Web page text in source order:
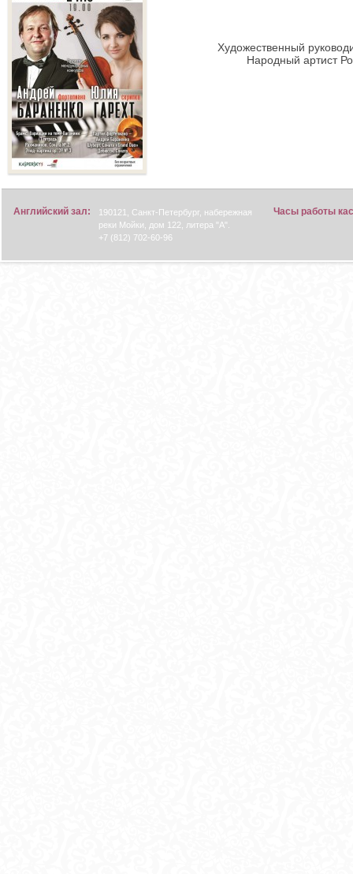
Художественный
Народный артист
Английский зал:
190121, Санкт-Петербург, набережная
реки Мойки, дом 122, литера "А".
+7 (812) 702-60-96
Часы работы